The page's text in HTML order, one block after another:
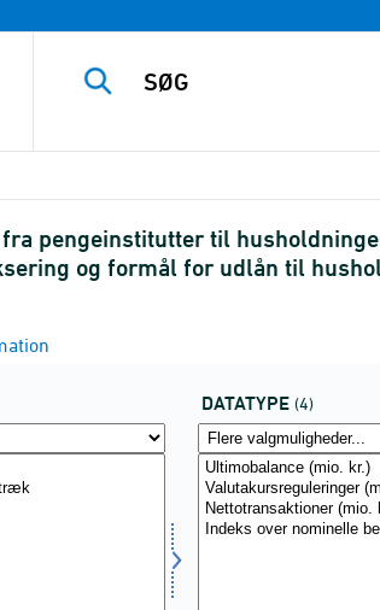
pengeinstitutter til
og formål for udlån til
DATATYPE (4)